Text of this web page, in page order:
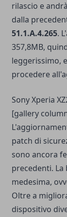
rilascio e
dalla
51.1.A.4.265.
357,8MB,
leggerissimo,
procedere
Sony Xperia
[gallery
patch di
sono ancora
precedenti.
medesima,
Oltre a
dispositivo